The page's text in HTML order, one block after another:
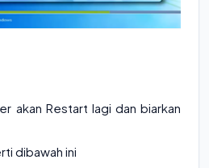
akan Restart lagi dan biarkan
dibawah ini